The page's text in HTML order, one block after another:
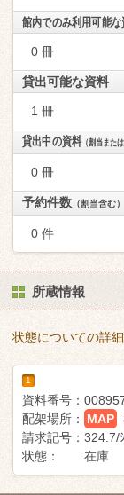
館内でのみ利用可能な
0 冊
貸出可能な資料
1 冊
貸出中の資料（割当また
0 冊
予約件数 （割当含む）
0 件
所蔵情報
状態についての詳
1
資料番号：
配架場所：
MAP
請求記号： 324.7/
状態：
在庫